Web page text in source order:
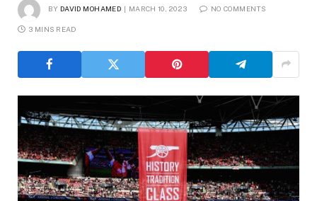
BY DAVID MOHAMED MARCH 10, 2023 NO COMMENTS
3 MINS READ